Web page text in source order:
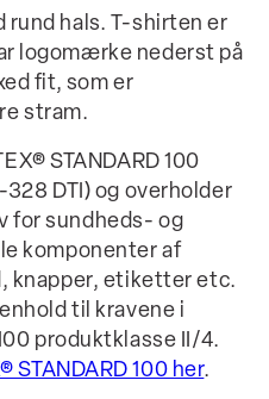
rund hals. T-shirten er
logomærke nederst på
fit, som er
stram.
STANDARD 100
DTI) og overholder
for sundheds- og
komponenter af
knapper, etiketter etc.
til kravene i
produktklasse II/4.
STANDARD 100 her.